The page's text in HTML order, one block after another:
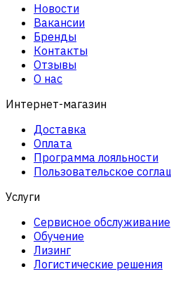
Новости
Вакансии
Бренды
Контакты
Отзывы
О нас
Интернет-магазин
Доставка
Оплата
Программа лояльности
Пользовательское
Услуги
Сервисное обслуживание
Обучение
Лизинг
Логистические решения